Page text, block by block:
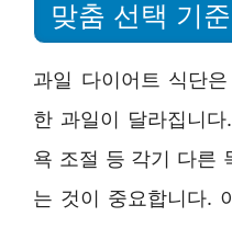
맞춤 선택 기준
과일 다이어트 식단
한 과일이 달라집니
욕 조절 등 각기 다른
는 것이 중요합니다.